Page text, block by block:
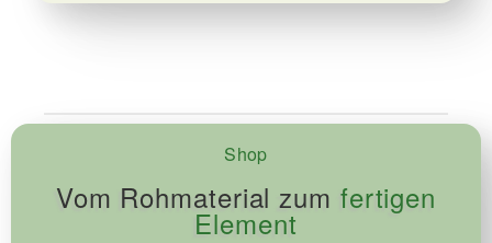
Shop
Vom Rohmaterial zum fertigen
Element